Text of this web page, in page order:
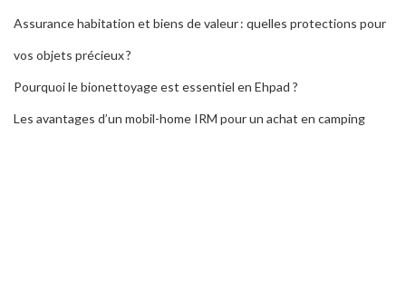
Assurance habitation et biens de valeur : quelles protections pour
vos objets précieux ?
Pourquoi le bionettoyage est essentiel en Ehpad ?
Les avantages d’un mobil-home IRM pour un achat en camping